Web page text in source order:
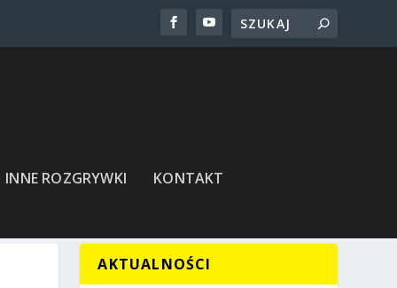
INNE ROZGRYWKI KONTAKT
AKTUALNOŚCI